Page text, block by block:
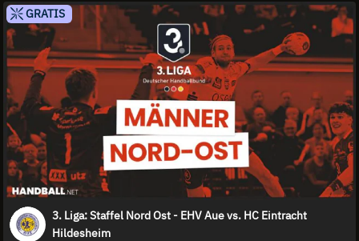
GRATIS
3. Liga: Staffel Nord Ost - EHV Aue vs. HC Eintracht
Hildesheim